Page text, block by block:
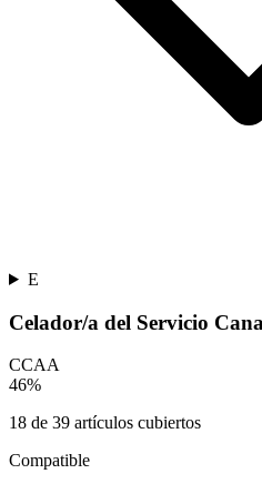
E
Celador/a del Servicio
CCAA
46%
18 de 39 artículos cubiertos
Compatible